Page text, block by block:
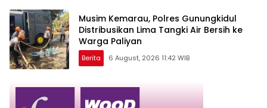
Musim Kemarau, Polres Gunungkidul
Distribusikan Lima Tangki Air Bersih ke
Warga Paliyan
Berita 6 August, 2026 11:42 WIB